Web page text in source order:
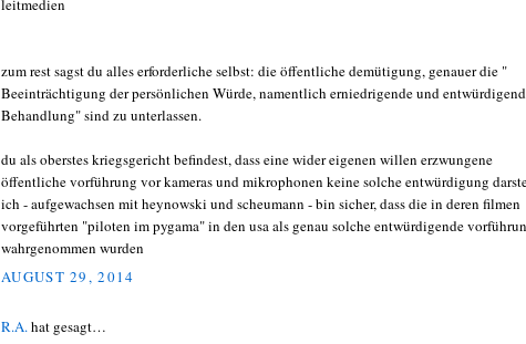
leitmedien
zum rest sagst du alles erforderliche selbst: die öffentliche demütigung, genauer die "
Beeinträchtigung der persönlichen Würde, namentlich erniedrigende und
Behandlung" sind zu unterlassen.
du als oberstes kriegsgericht befindest, dass eine wider eigenen willen erzwungene
öffentliche vorführung vor kameras und mikrophonen keine solche entwürdigung
ich - aufgewachsen mit heynowski und scheumann - bin sicher, dass die in deren filmen
vorgeführten "piloten im pygama" in den usa als genau solche entwürdigende
wahrgenommen wurden
AUGUST 29, 2014
R.A.hat gesagt…